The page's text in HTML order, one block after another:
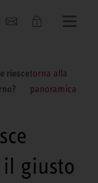
riescetorna alla
panoramica
giusto